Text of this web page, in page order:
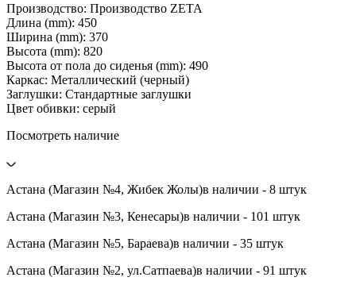
Производство: Производство ZETA
Длина (mm): 450
Ширина (mm): 370
Высота (mm): 820
Высота от пола до сиденья (mm): 490
Каркас: Металлический (черный)
Заглушки: Стандартные заглушки
Цвет обивки: серый
Посмотреть наличие
Астана (Магазин №4, Жибек Жолы)в наличии - 8 штук
Астана (Магазин №3, Кенесары)в наличии - 101 штук
Астана (Магазин №5, Бараева)в наличии - 35 штук
Астана (Магазин №2, ул.Сатпаева)в наличии - 91 штук